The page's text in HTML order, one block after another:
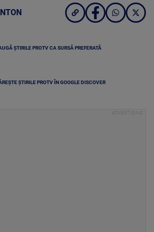
ȘTIRILE PROTV CA SURSĂ PREFERATĂ
ȘTIRILE PROTV ÎN GOOGLE DISCOVER